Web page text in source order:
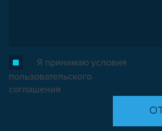
Я принимаю условия
пользовательского
соглашения